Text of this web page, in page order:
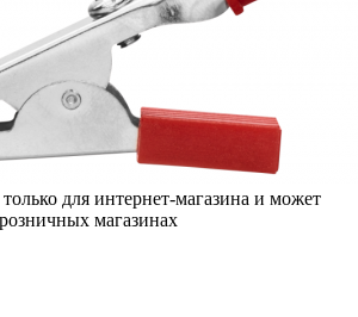
для интернет-магазина и может
магазинах